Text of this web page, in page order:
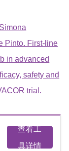
Pinto. First-line
in advanced
safety and
trial.
查看工
具详情